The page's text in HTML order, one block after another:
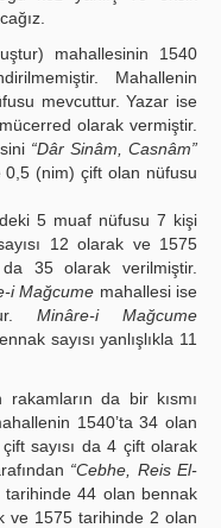
mahallesinin 1540
Mahallenin
mevcuttur. Yazar ise
olarak vermiştir.
“Dâr Sinâm, Casnâm”
(nim) çift olan nüfusu
5 muaf nüfusu 7 kişi
12 olarak ve 1575
35 olarak verilmiştir.
i Mağcume mahallesi ise
Minâre-i Mağcume
sayısı yanlışlıkla 11
da bir kısmı
1540’ta 34 olan
sayısı da 4 çift olarak
“Cebhe, Reis El-
tarihinde 44 olan bennak
ve 1575 tarihinde 2 olan